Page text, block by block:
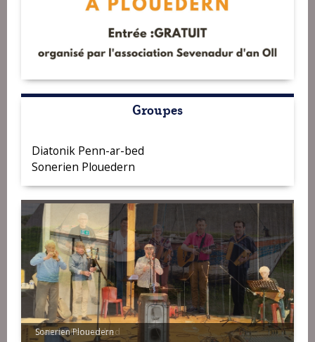
Groupes
Diatonik Penn-ar-bed
Sonerien Plouedern
Sonerien Plouedern